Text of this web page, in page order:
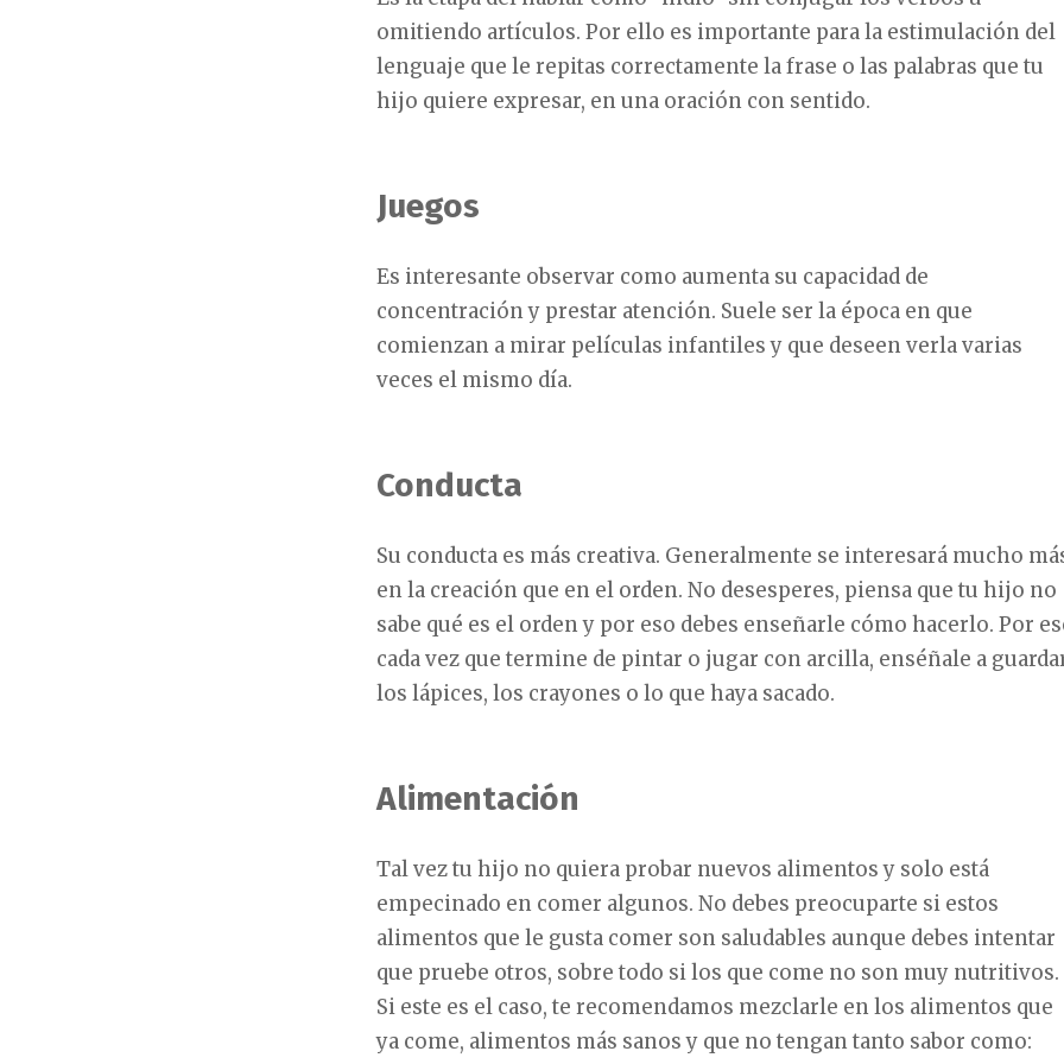
omitiendo artículos. Por ello es importante para la estimulación del
lenguaje que le repitas correctamente la frase o las palabras que tu
hijo quiere expresar, en una oración con sentido.
Juegos
Es interesante observar como aumenta su capacidad de
concentración y prestar atención. Suele ser la época en que
comienzan a mirar películas infantiles y que deseen verla varias
veces el mismo día.
Conducta
Su conducta es más creativa. Generalmente se interesará mucho
en la creación que en el orden. No desesperes, piensa que tu hijo no
sabe qué es el orden y por eso debes enseñarle cómo hacerlo. Por
cada vez que termine de pintar o jugar con arcilla, enséñale a
los lápices, los crayones o lo que haya sacado.
Alimentación
Tal vez tu hijo no quiera probar nuevos alimentos y solo está
empecinado en comer algunos. No debes preocuparte si estos
alimentos que le gusta comer son saludables aunque debes intentar
que pruebe otros, sobre todo si los que come no son muy nutritivos.
Si este es el caso, te recomendamos mezclarle en los alimentos que
ya come, alimentos más sanos y que no tengan tanto sabor como: